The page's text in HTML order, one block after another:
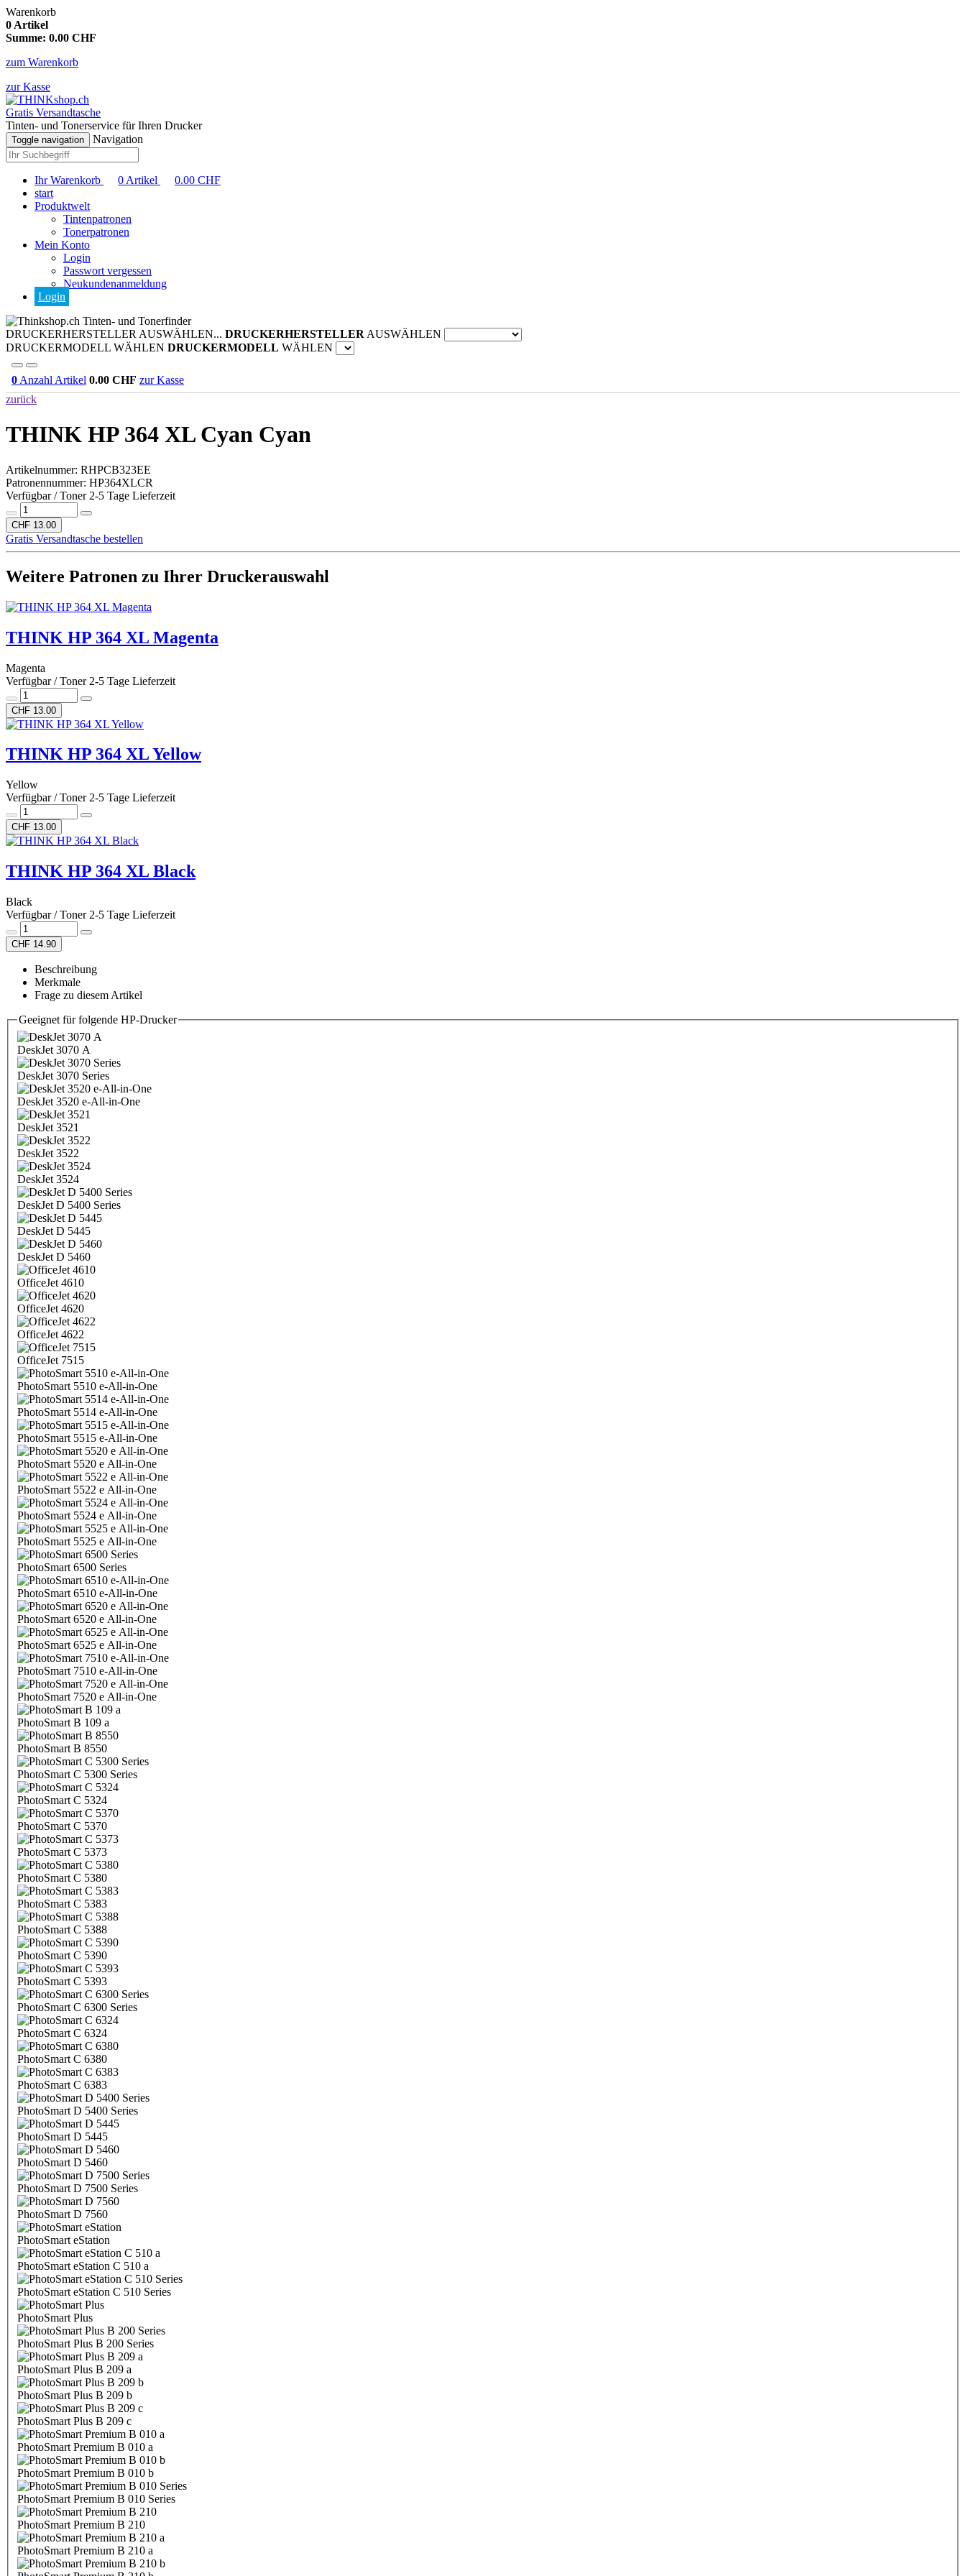
Warenkorb
0 Artikel
Summe: 0.00 CHF
zum Warenkorb
zur Kasse
Gratis Versandtasche
Tinten- und Tonerservice für Ihren Drucker
Toggle navigation Navigation
Ihr Warenkorb 0 Artikel 0.00 CHF
start
Produktwelt
Tintenpatronen
Tonerpatronen
Mein Konto
Login
Passwort vergessen
Neukundenanmeldung
Login
Tinten- und Tonerfinder
DRUCKERHERSTELLER AUSWÄHLEN... DRUCKERHERSTELLER AUSWÄHLEN
DRUCKERMODELL WÄHLEN DRUCKERMODELL WÄHLEN
0 Anzahl Artikel 0.00 CHF zur Kasse
zurück
THINK HP 364 XL Cyan Cyan
Artikelnummer: RHPCB323EE
Patronennummer: HP364XLCR
Verfügbar / Toner 2-5 Tage Lieferzeit
CHF 13.00
Gratis Versandtasche bestellen
Weitere Patronen zu Ihrer Druckerauswahl
THINK HP 364 XL Magenta
Magenta
Verfügbar / Toner 2-5 Tage Lieferzeit
CHF 13.00
THINK HP 364 XL Yellow
Yellow
Verfügbar / Toner 2-5 Tage Lieferzeit
CHF 13.00
THINK HP 364 XL Black
Black
Verfügbar / Toner 2-5 Tage Lieferzeit
CHF 14.90
Beschreibung
Merkmale
Frage zu diesem Artikel
Geeignet für folgende HP-Drucker
DeskJet 3070 A
DeskJet 3070 Series
DeskJet 3520 e-All-in-One
DeskJet 3521
DeskJet 3522
DeskJet 3524
DeskJet D 5400 Series
DeskJet D 5445
DeskJet D 5460
OfficeJet 4610
OfficeJet 4620
OfficeJet 4622
OfficeJet 7515
PhotoSmart 5510 e-All-in-One
PhotoSmart 5514 e-All-in-One
PhotoSmart 5515 e-All-in-One
PhotoSmart 5520 e All-in-One
PhotoSmart 5522 e All-in-One
PhotoSmart 5524 e All-in-One
PhotoSmart 5525 e All-in-One
PhotoSmart 6500 Series
PhotoSmart 6510 e-All-in-One
PhotoSmart 6520 e All-in-One
PhotoSmart 6525 e All-in-One
PhotoSmart 7510 e-All-in-One
PhotoSmart 7520 e All-in-One
PhotoSmart B 109 a
PhotoSmart B 8550
PhotoSmart C 5300 Series
PhotoSmart C 5324
PhotoSmart C 5370
PhotoSmart C 5373
PhotoSmart C 5380
PhotoSmart C 5383
PhotoSmart C 5388
PhotoSmart C 5390
PhotoSmart C 5393
PhotoSmart C 6300 Series
PhotoSmart C 6324
PhotoSmart C 6380
PhotoSmart C 6383
PhotoSmart D 5400 Series
PhotoSmart D 5445
PhotoSmart D 5460
PhotoSmart D 7500 Series
PhotoSmart D 7560
PhotoSmart eStation
PhotoSmart eStation C 510 a
PhotoSmart eStation C 510 Series
PhotoSmart Plus
PhotoSmart Plus B 200 Series
PhotoSmart Plus B 209 a
PhotoSmart Plus B 209 b
PhotoSmart Plus B 209 c
PhotoSmart Premium B 010 a
PhotoSmart Premium B 010 b
PhotoSmart Premium B 010 Series
PhotoSmart Premium B 210
PhotoSmart Premium B 210 a